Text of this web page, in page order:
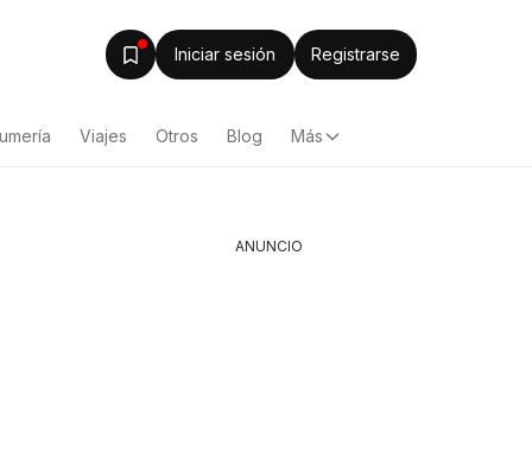
Iniciar sesión Registrarse
Viajes Otros Blog Más
ANUNCIO